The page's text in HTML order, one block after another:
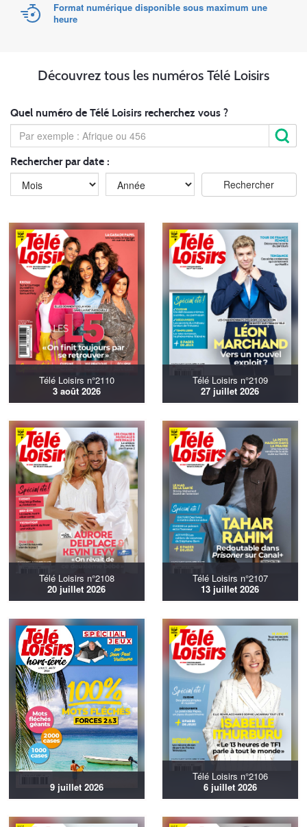
Format numérique disponible sous maximum une
heure
Découvrez tous les numéros Télé Loisirs
Quel numéro de Télé Loisirs recherchez vous ?
Rechercher par date :
Télé Loisirs n°2110
3 août 2026
Télé Loisirs n°2109
27 juillet 2026
Télé Loisirs n°2108
20 juillet 2026
Télé Loisirs n°2107
13 juillet 2026
9 juillet 2026
Télé Loisirs n°2106
6 juillet 2026